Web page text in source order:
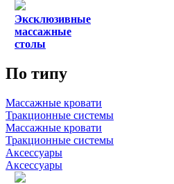
Эксклюзивные
массажные
столы
По типу
Массажные кровати
Тракционные системы
Массажные кровати
Тракционные системы
Аксессуары
Аксессуары